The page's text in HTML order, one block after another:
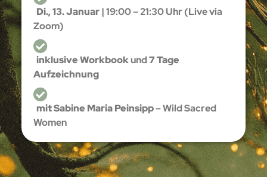
Di., 13. Januar| 19:00 – 21:30 Uhr (Live via
Zoom)
inklusive Workbookund7 Tage
Aufzeichnung
mit Sabine Maria Peinsipp– Wild Sacred
Women